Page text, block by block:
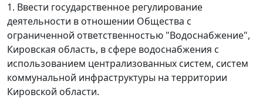
1. Ввести государственное регулирование
деятельности в отношении Общества с
ограниченной ответственностью "Водоснабжение",
Кировская область, в сфере водоснабжения с
использованием централизованных систем, систем
коммунальной инфраструктуры на территории
Кировской области.